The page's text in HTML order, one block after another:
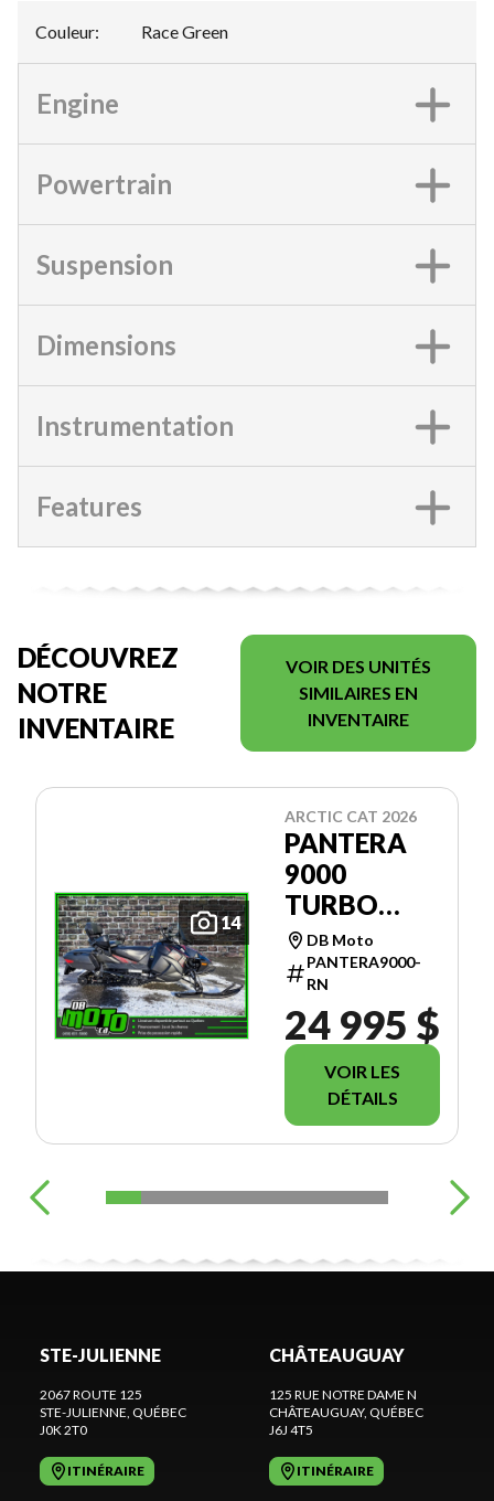
Couleur: Race Green
Engine
Powertrain
Suspension
Dimensions
Instrumentation
Features
DÉCOUVREZ
NOTRE
INVENTAIRE
VOIR DES UNITÉS
SIMILAIRES EN
INVENTAIRE
14
ARCTIC CAT 2026
PANTERA
9000
TURBO
146'' ES
DB Moto
PANTERA9000-
RN
24 995 $
VOIR LES
DÉTAILS
STE-JULIENNE
2067 ROUTE 125
STE-JULIENNE , QUÉBEC
J0K 2T0
ITINÉRAIRE
CHÂTEAUGUAY
125 RUE NOTRE DAME N
CHÂTEAUGUAY, QUÉBEC
J6J 4T5
ITINÉRAIRE